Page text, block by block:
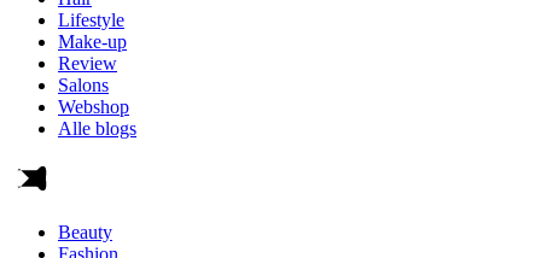
Lifestyle
Make-up
Review
Salons
Webshop
Alle blogs
Beauty
Fashion